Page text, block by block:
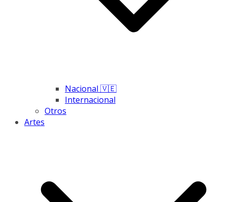
Nacional 🇻🇪
Internacional
Otros
Artes